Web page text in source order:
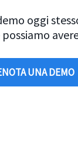
oggi
UNA DEMO